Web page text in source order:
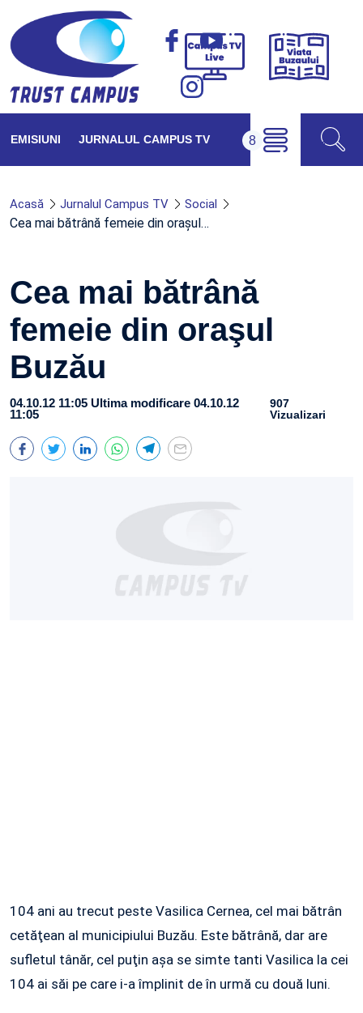
Campus
Viața
EMISIUNI JURNALUL CAMPUS TV
Acasă Jurnalul Campus TV Social
Cea mai bătrână femeie din oraşul…
Cea mai bătrână
femeie din oraşul
Buzău
04.10.12 11:05 Ultima modificare 04.10.12
11:05
907
Vizualizari
104 ani au trecut peste Vasilica Cernea, cel mai bătrân
cetăţean al municipiului Buzău. Este bătrână, dar are
sufletul tânăr, cel puţin aşa se simte tanti Vasilica la cei
104 ai săi pe care i-a împlinit de în urmă cu două luni.